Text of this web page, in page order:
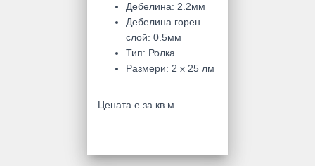
Дебелина: 2.2мм
Дебелина горен
слой: 0.5мм
Тип: Ролка
Размери: 2 х 25 лм
Цената е за кв.м.